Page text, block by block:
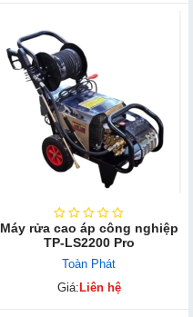
Máy rửa cao áp công nghiệp
TP-LS2200 Pro
Toàn Phát
Giá: Liên hệ